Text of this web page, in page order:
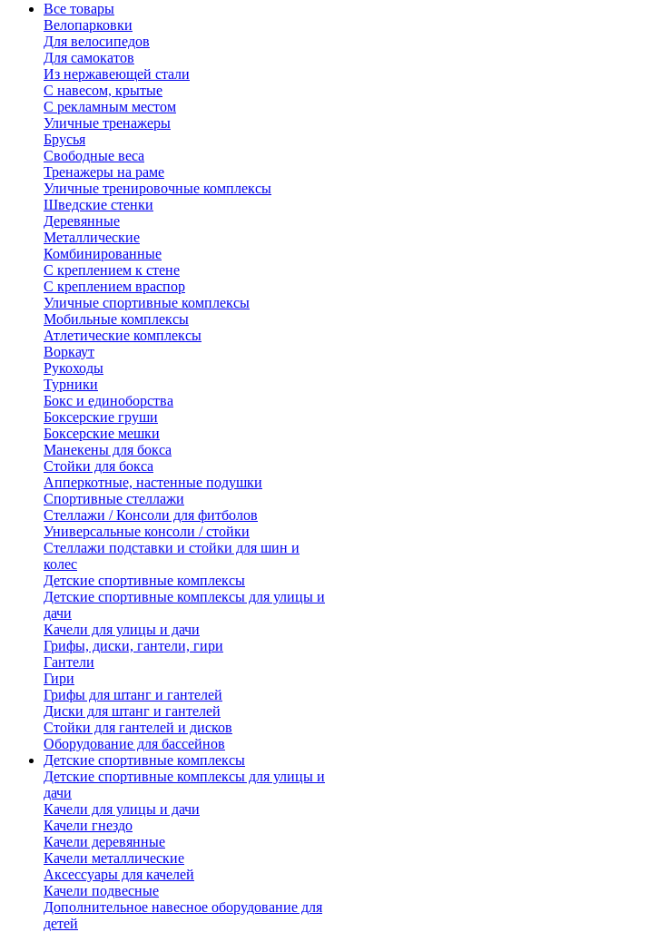
Все товары
Велопарковки
Для велосипедов
Для самокатов
Из нержавеющей стали
С навесом, крытые
С рекламным местом
Уличные тренажеры
Брусья
Свободные веса
Тренажеры на раме
Уличные тренировочные комплексы
Шведские стенки
Деревянные
Металлические
Комбинированные
С креплением к стене
С креплением враспор
Уличные спортивные комплексы
Мобильные комплексы
Атлетические комплексы
Воркаут
Рукоходы
Турники
Бокс и единоборства
Боксерские груши
Боксерские мешки
Манекены для бокса
Стойки для бокса
Апперкотные, настенные подушки
Спортивные стеллажи
Стеллажи / Консоли для фитболов
Универсальные консоли / стойки
Стеллажи подставки и стойки для шин и
колес
Детские спортивные комплексы
Детские спортивные комплексы для улицы и
дачи
Качели для улицы и дачи
Грифы, диски, гантели, гири
Гантели
Гири
Грифы для штанг и гантелей
Диски для штанг и гантелей
Стойки для гантелей и дисков
Оборудование для бассейнов
Детские спортивные комплексы
Детские спортивные комплексы для улицы и
дачи
Качели для улицы и дачи
Качели гнездо
Качели деревянные
Качели металлические
Аксессуары для качелей
Качели подвесные
Дополнительное навесное оборудование для
детей